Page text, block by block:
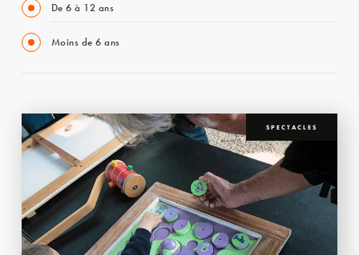
De 6 à 12 ans
Moins de 6 ans
SPECTACLES